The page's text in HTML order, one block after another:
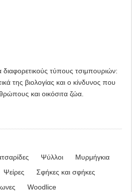
διαφορετικούς τύπους τσιμπουριών:
της βιολογίας και ο κίνδυνος που
και οικόσιτα ζώα.
Ψύλλοι
Μυρμήγκια
Ψείρες
Σφήκες και σφήκες
Woodlice